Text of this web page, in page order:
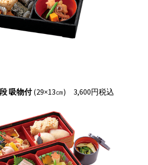
吸物付(29×13㎝) 3,600円税込